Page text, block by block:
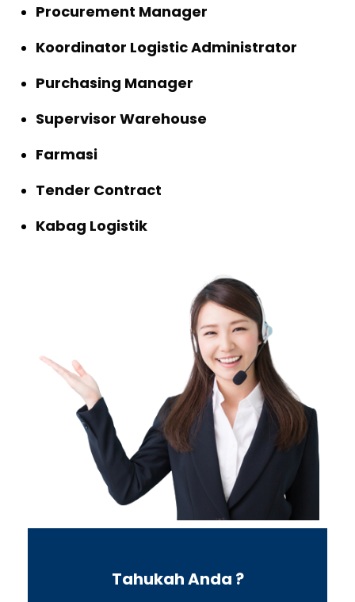
Procurement Manager
Koordinator Logistic Administrator
Purchasing Manager
Supervisor Warehouse
Farmasi
Tender Contract
Kabag Logistik
Tahukah Anda ?